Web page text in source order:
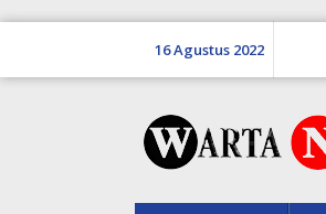
16 Agustus 2022